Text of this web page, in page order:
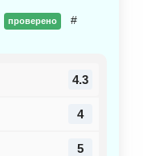
проверено #
4.3
4
5